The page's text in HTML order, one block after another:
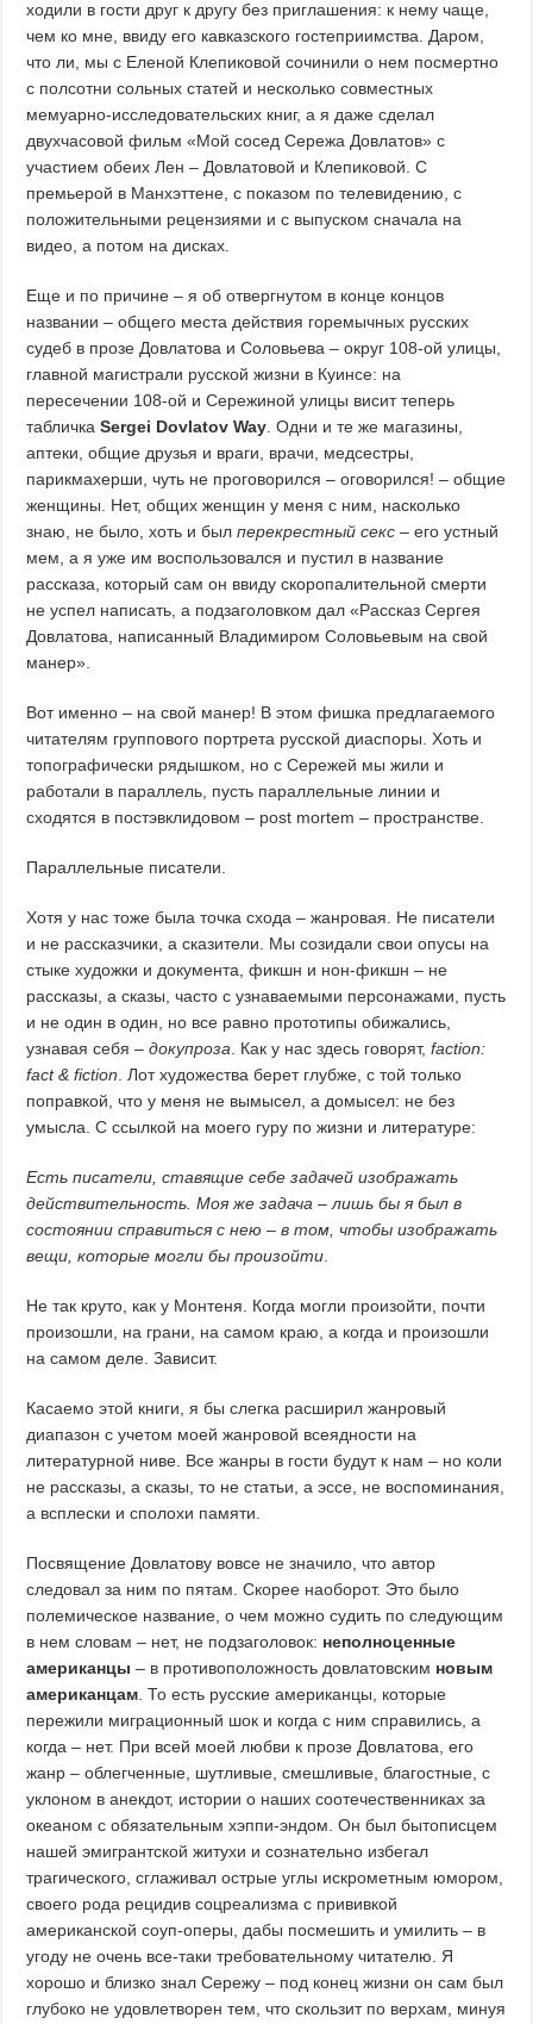
ходили в гости друг к другу без приглашения: к нему чаще,
чем ко мне, ввиду его кавказского гостеприимства. Даром,
что ли, мы с Еленой Клепиковой сочинили о нем посмертно
с полсотни сольных статей и несколько совместных
мемуарно-исследовательских книг, а я даже сделал
двухчасовой фильм «Мой сосед Сережа Довлатов» с
участием обеих Лен – Довлатовой и Клепиковой. С
премьерой в Манхэттене, с показом по телевидению, с
положительными рецензиями и с выпуском сначала на
видео, а потом на дисках.
Еще и по причине – я об отвергнутом в конце концов
названии – общего места действия горемычных русских
судеб в прозе Довлатова и Соловьева – округ 108-ой улицы,
главной магистрали русской жизни в Куинсе: на
пересечении 108-ой и Сережиной улицы висит теперь
табличкаSergei Dovlatov Way. Одни и те же магазины,
аптеки, общие друзья и враги, врачи, медсестры,
парикмахерши, чуть не проговорился – оговорился! – общие
женщины. Нет, общих женщин у меня с ним, насколько
знаю, не было, хоть и былперекрестный секс – его устный
мем, а я уже им воспользовался и пустил в название
рассказа, который сам он ввиду скоропалительной смерти
не успел написать, а подзаголовком дал «Рассказ Сергея
Довлатова, написанный Владимиром Соловьевым на свой
манер».
Вот именно – на свой манер! В этом фишка предлагаемого
читателям группового портрета русской диаспоры. Хоть и
топографически рядышком, но с Сережей мы жили и
работали в параллель, пусть параллельные линии и
сходятся в постэвклидовом – post mortem – пространстве.
Параллельные писатели.
Хотя у нас тоже была точка схода – жанровая. Не писатели
и не рассказчики, а сказители. Мы созидали свои опусы на
стыке художки и документа, фикшн и нон-фикшн – не
рассказы, а сказы, часто с узнаваемыми персонажами, пусть
и не один в один, но все равно прототипы обижались,
узнавая себя –докупроза. Как у нас здесь говорят,faction:
fact &fiction. Лот художества берет глубже, с той только
поправкой, что у меня не вымысел, а домысел: не без
умысла. С ссылкой на моего гуру по жизни и литературе:
Есть писатели, ставящие себе задачей изображать
действительность. Моя же задача – лишь бы я был в
состоянии справиться с нею – в том, чтобы изображать
вещи, которые могли бы произойти.
Не так круто, как у Монтеня. Когда могли произойти, почти
произошли, на грани, на самом краю, а когда и произошли
на самом деле. Зависит.
Касаемо этой книги, я бы слегка расширил жанровый
диапазон с учетом моей жанровой всеядности на
литературной ниве. Все жанры в гости будут к нам – но коли
не рассказы, а сказы, то не статьи, а эссе, не воспоминания,
а всплески и сполохи памяти.
Посвящение Довлатову вовсе не значило, что автор
следовал за ним по пятам. Скорее наоборот. Это было
полемическое название, о чем можно судить по следующим
в нем словам – нет, не подзаголовок: неполноценные
американцы – в противоположность довлатовским новым
американцам. То есть русские американцы, которые
пережили миграционный шок и когда с ним справились, а
когда – нет. При всей моей любви к прозе Довлатова, его
жанр – облегченные, шутливые, смешливые, благостные, с
уклоном в анекдот, истории о наших соотечественниках за
океаном с обязательным хэппи-эндом. Он был бытописцем
нашей эмигрантской житухи и сознательно избегал
трагического, сглаживал острые углы искрометным юмором,
своего рода рецидив соцреализма с прививкой
американской соуп-оперы, дабы посмешить и умилить – в
угоду не очень все-таки требовательному читателю. Я
хорошо и близко знал Сережу – под конец жизни он сам был
глубоко не удовлетворен тем, что скользит по верхам, минуя